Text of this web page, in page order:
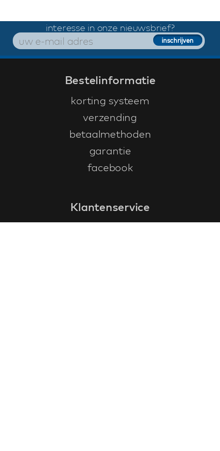
interesse in onze nieuwsbrief?
Bestelinformatie
korting systeem
verzending
betaalmethoden
garantie
facebook
Klantenservice